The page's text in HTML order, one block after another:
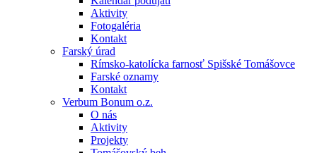
Aktivity
Fotogaléria
Kontakt
Farský úrad
Rímsko-katolícka farnosť Spišské Tomášovce
Farské oznamy
Kontakt
Verbum Bonum o.z.
O nás
Aktivity
Projekty